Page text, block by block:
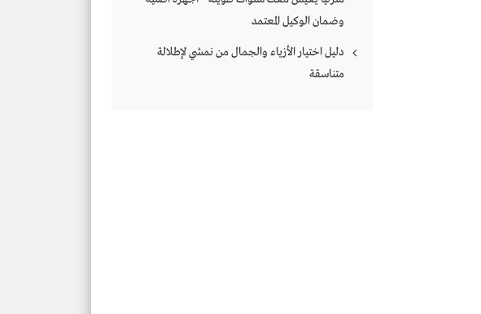
وضمان الوكيل المعتمد
دليل اختيار الأزياء والجمال من نمشي لإطلالة
متناسقة